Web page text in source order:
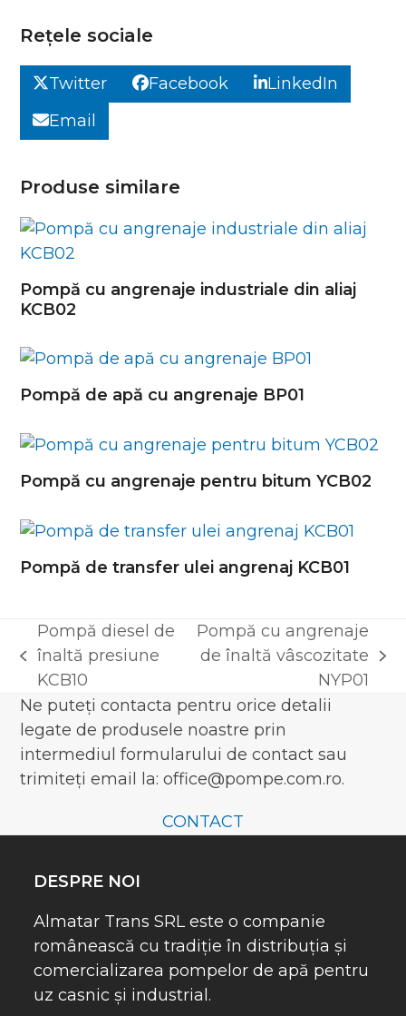
Rețele sociale
Twitter Facebook
LinkedIn
Email
Produse similare
Pompă cu angrenaje industriale din aliaj
KCB02
Pompă de apă cu angrenaje BP01
Pompă cu angrenaje pentru bitum YCB02
Pompă de transfer ulei angrenaj KCB01
previous
post:
Pompă diesel de
înaltă presiune
KCB10
next
Pompă cu angrenaje
de înaltă vâscozitate
NYP01
Ne puteți contacta pentru orice detalii
legate de produsele noastre prin
intermediul formularului de contact sau
trimiteți email la: office@pompe.com.ro.
CONTACT
DESPRE NOI
Almatar Trans SRL este o companie
românească cu tradiție în distribuția și
comercializarea pompelor de apă pentru
uz casnic și industrial.